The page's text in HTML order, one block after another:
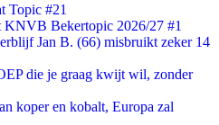
Topic #21
KNVB Bekertopic 2026/27 #1
Jan B. (66) misbruikt zeker 14
die je graag kwijt wil, zonder
koper en kobalt, Europa zal